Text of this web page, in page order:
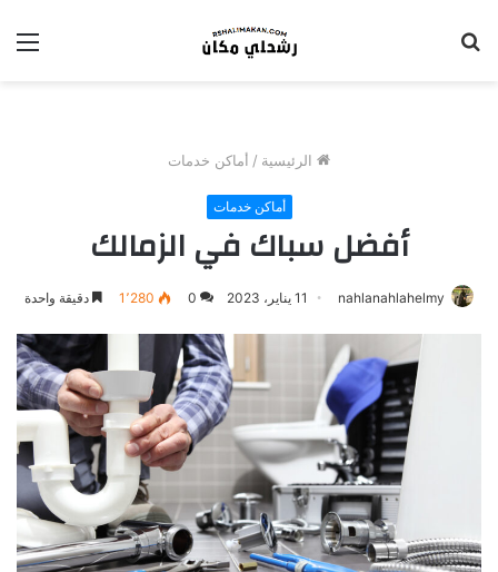
الرئيسية / أماكن خدمات
أماكن خدمات
أفضل سباك في الزمالك
nahlanahlahelmy 11 يناير، 2023 0 1٬280 دقيقة واحدة